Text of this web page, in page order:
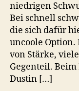
niedrigen
Bei schnell
die sich dafür
uncoole Option.
von Stärke,
Gegenteil. Beim
Dustin […]